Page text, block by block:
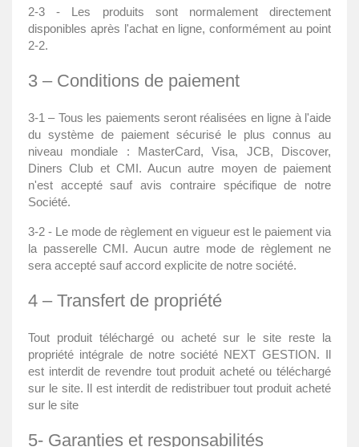
2-3 - Les produits sont normalement directement
disponibles après l'achat en ligne, conformément au point
2-2.
3 – Conditions de paiement
3-1 – Tous les paiements seront réalisées en ligne à l'aide
du système de paiement sécurisé le plus connus au
niveau mondiale : MasterCard, Visa, JCB, Discover,
Diners Club et CMI. Aucun autre moyen de paiement
n'est accepté sauf avis contraire spécifique de notre
Société.
3-2 - Le mode de règlement en vigueur est le paiement via
la passerelle CMI. Aucun autre mode de règlement ne
sera accepté sauf accord explicite de notre société.
4 – Transfert de propriété
Tout produit téléchargé ou acheté sur le site reste la
propriété intégrale de notre société NEXT GESTION. Il
est interdit de revendre tout produit acheté ou téléchargé
sur le site. Il est interdit de redistribuer tout produit acheté
sur le site
5- Garanties et responsabilités